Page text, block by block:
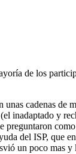
de los
cadenas de
inadaptado y
preguntaron
del ISP, que
un poco mas y